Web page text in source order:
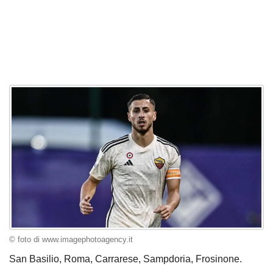
© foto di www.imagephotoagency.it
San Basilio, Roma, Carrarese, Sampdoria, Frosinone.